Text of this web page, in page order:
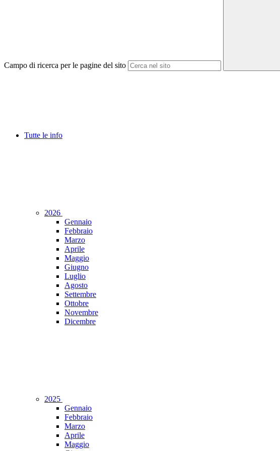
Campo di ricerca per le pagine del sito
Tutte le info
2026
Gennaio
Febbraio
Marzo
Aprile
Maggio
Giugno
Luglio
Agosto
Settembre
Ottobre
Novembre
Dicembre
2025
Gennaio
Febbraio
Marzo
Aprile
Maggio